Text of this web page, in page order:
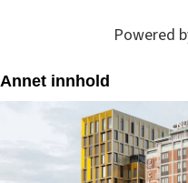
Powered